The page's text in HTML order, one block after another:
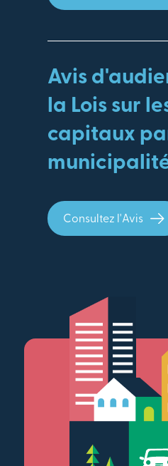
Avis
la Lois sur
capitaux
Consultez l'Avis